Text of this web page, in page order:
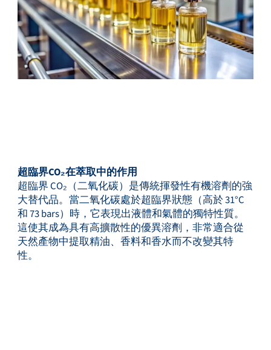
關於柏朗豪斯特
超臨界CO₂在萃取中的作用
超臨界 CO₂（二氧化碳）是傳統揮發性有機溶劑的強
大替代品。當二氧化碳處於超臨界狀態（高於 31°C
和 73 bars）時，它表現出液體和氣體的獨特性質。
這使其成為具有高擴散性的優異溶劑，非常適合從
天然產物中提取精油、香料和香水而不改變其特
性。